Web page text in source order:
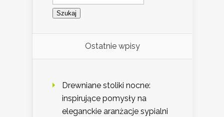
Ostatnie wpisy
Drewniane stoliki nocne:
inspirujące pomysły na
eleganckie aranżacje sypialni